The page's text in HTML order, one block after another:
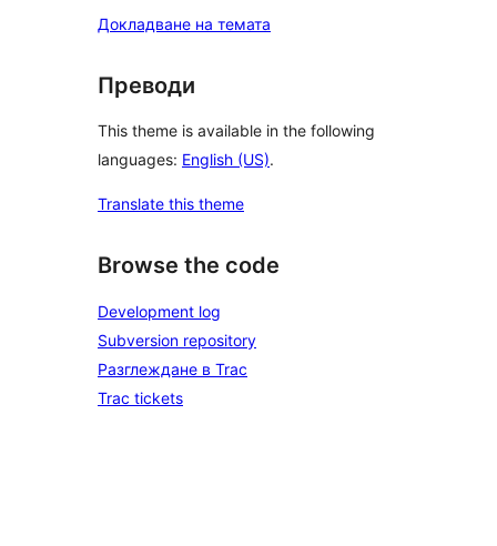
Докладване на темата
Преводи
This theme is available in the following
languages: English (US).
Translate this theme
Browse the code
Development log
Subversion repository
Разглеждане в Trac
Trac tickets